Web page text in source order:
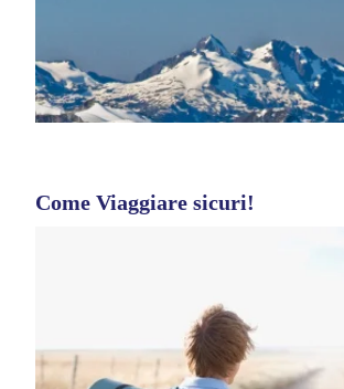
Come Viaggiare sicuri!